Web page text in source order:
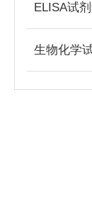
ELISA试
生物化学